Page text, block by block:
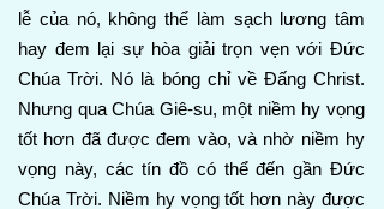
lễ của nó, không thể làm sạch lương tâm
hay đem lại sự hòa giải trọn vẹn với Đức
Chúa Trời. Nó là bóng chỉ về Đấng Christ.
Nhưng qua Chúa Giê-su, một niềm hy vọng
tốt hơn đã được đem vào, và nhờ niềm hy
vọng này, các tín đồ có thể đến gần Đức
Chúa Trời. Niềm hy vọng tốt hơn này được